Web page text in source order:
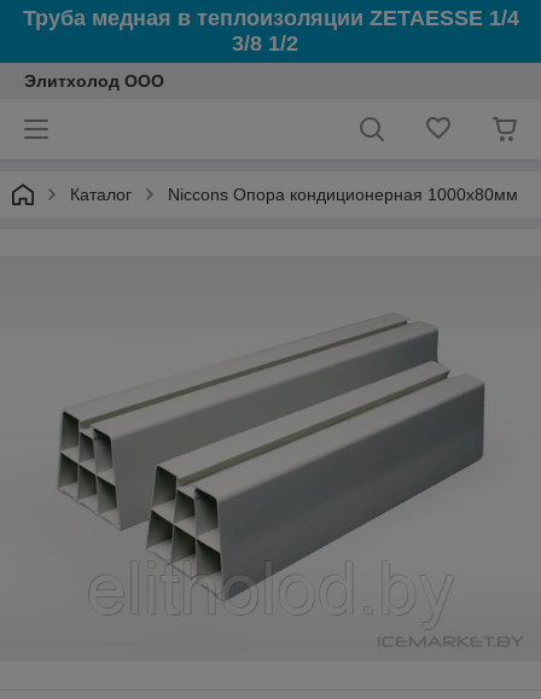
Труба медная в теплоизоляции ZETAESSE 1/4
3/8 1/2
Элитхолод ООО
Каталог Niccons Опора кондиционерная 1000x80мм